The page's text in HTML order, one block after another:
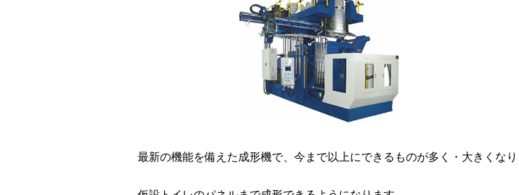
最新の機能を備えた成形機で、今まで以上にできるものが多く・大きくなり